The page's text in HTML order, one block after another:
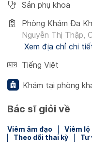
Sản phụ khoa
Phòng Khám Đa
Nguyễn Thị Thập,
Xem địa chỉ chi
Tiếng Việt
Khám tại phòng
Bác sĩ giỏi về
Viêm âm đạo Viêm lộ
Theo dõi thai kỳ
Tư